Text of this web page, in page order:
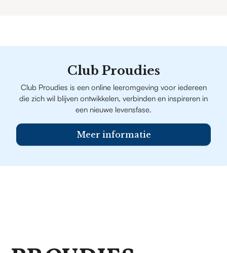
Club Proudies
Club Proudies is een online leeromgeving voor iedereen
die zich wil blijven ontwikkelen, verbinden en inspireren in
een nieuwe levensfase.
Meer informatie